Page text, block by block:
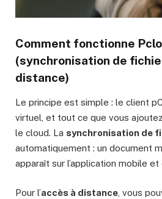
Comment fonctionne
(synchronisation de
distance)
Le principe est simple : le client
virtuel, et tout ce que vous
le cloud. La synchronisation de
automatiquement : un document
apparaît sur l’application mobile et
Pour l’accès à distance , vous